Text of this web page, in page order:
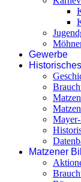
Gewerbe
Historisches
Matzener